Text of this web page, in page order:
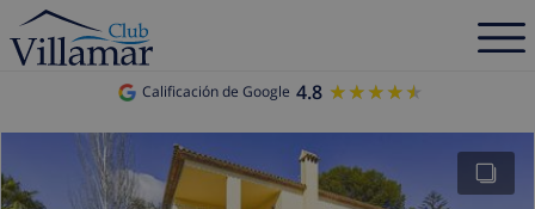
Calificación de Google 4.8 ★★★★★
★★★★★